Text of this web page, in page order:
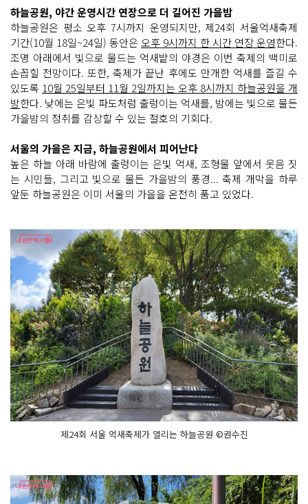
하늘공원, 야간 운영시간 연장으로 더 길어진 가을밤
하늘공원은 평소 오후 7시까지 운영되지만, 제24회 서울억새축제
기간(10월 18일~24일) 동안은 오후 9시까지 한 시간 연장 운영한다.
조명 아래에서 빛으로 물드는 억새밭의 야경은 이번 축제의 백미로
손꼽힐 전망이다. 또한, 축제가 끝난 후에도 만개한 억새를 즐길 수
있도록 10월 25일부터 11월 2일까지는 오후 8시까지 하늘공원을 개
방한다. 낮에는 은빛 파도처럼 출렁이는 억새를, 밤에는 빛으로 물든
가을밤의 정취를 감상할 수 있는 절호의 기회다.
서울의 가을은 지금, 하늘공원에서 피어난다
높은 하늘 아래 바람에 출렁이는 은빛 억새, 조형물 앞에서 웃음 짓
는 시민들, 그리고 빛으로 물든 가을밤의 풍경... 축제 개막을 하루
앞둔 하늘공원은 이미 서울의 가을을 온전히 품고 있었다.
제24회 서울 억새축제가 열리는 하늘공원 ©권수진